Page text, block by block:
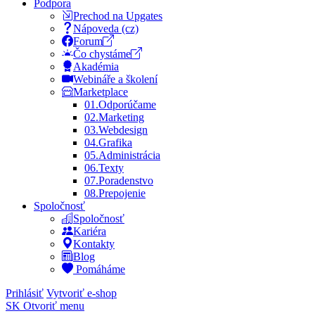
Podpora
Prechod na Upgates
Nápoveda (cz)
Forum
Čo chystáme
Akadémia
Webináře a školení
Marketplace
01.Odporúčame
02.Marketing
03.Webdesign
04.Grafika
05.Administrácia
06.Texty
07.Poradenstvo
08.Prepojenie
Spoločnosť
Spoločnosť
Kariéra
Kontakty
Blog
Pomáháme
Prihlásiť Vytvoriť e-shop
SK Otvoriť menu